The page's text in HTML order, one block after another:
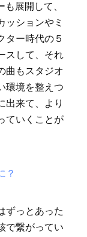
も展開して、
ッションやミ
ター時代の５
スして、それ
曲もスタジオ
環境を整えつ
出来て、より
ていくことが
？
ずっとあった
で繋がってい